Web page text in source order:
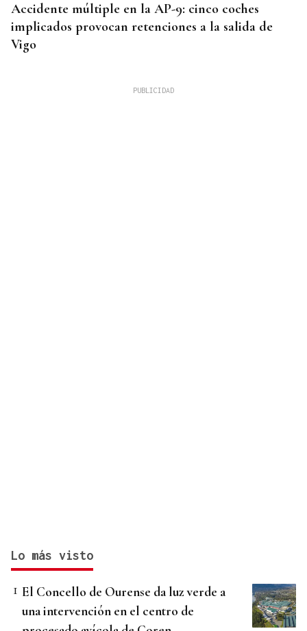
Accidente múltiple en la AP-9: cinco coches
implicados provocan retenciones a la salida de
Vigo
Lo más visto
El Concello de Ourense da luz verde a
una intervención en el centro de